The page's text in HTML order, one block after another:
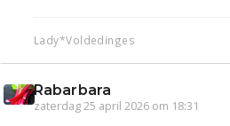
Lady*Voldedinges
Rabarbara
zaterdag 25 april 2026 om 18:31